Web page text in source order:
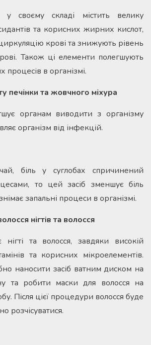
у своєму складі містить велику
та корисних жирних кислот,
крові та знижують рівень
Також ці елементи полегшують
процесів в організмі.
печінки та жовчного міхура
органам виводити з організму
організм від інфекцій.
біль у суглобах спричинений
то цей засіб зменшує біль
запальні процеси в організмі.
нігтів та волосся
та волосся, завдяки високій
та корисних мікроелементів.
наносити засіб ватним диском на
та робити маски для волосся на
Після цієї процедури волосся буде
розчісуватися.